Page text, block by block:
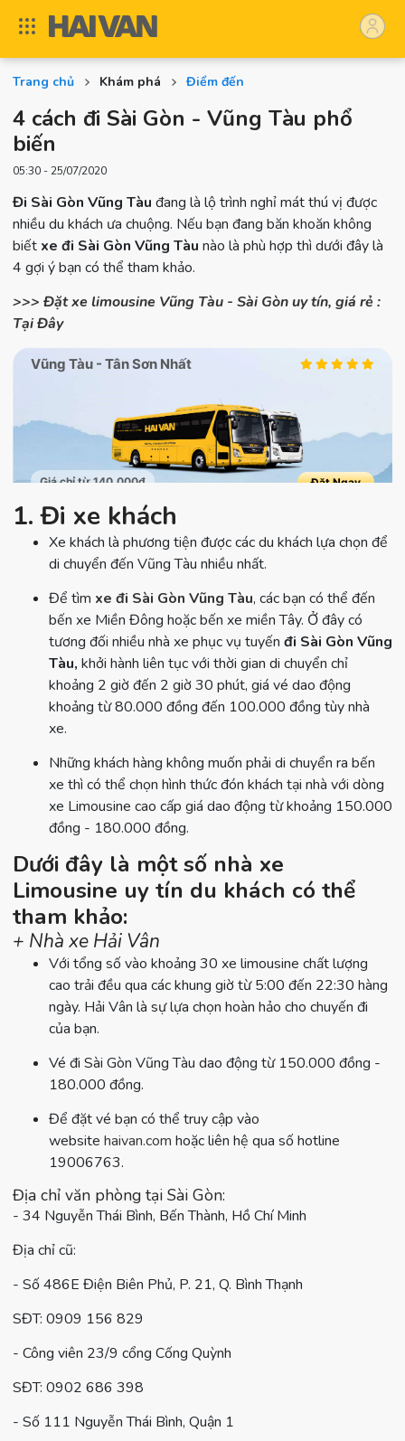
Trang chủ Khám phá Điểm đến
4 cách đi Sài Gòn - Vũng Tàu phổ
biến
05:30 - 25/07/2020
Đi Sài Gòn Vũng Tàu đang là lộ trình nghỉ mát thú vị được
nhiều du khách ưa chuộng. Nếu bạn đang băn khoăn không
biết xe đi Sài Gòn Vũng Tàu nào là phù hợp thì dưới đây là
4 gợi ý bạn có thể tham khảo.
>>> Đặt xe limousine Vũng Tàu - Sài Gòn uy tín, giá rẻ :
Tại Đây
1. Đi xe khách
Xe khách là phương tiện được các du khách lựa chọn để
di chuyển đến Vũng Tàu nhiều nhất.
Để tìm xe đi Sài Gòn Vũng Tàu, các bạn có thể đến
bến xe Miền Đông hoặc bến xe miền Tây. Ở đây có
tương đối nhiều nhà xe phục vụ tuyến đi Sài Gòn Vũng
Tàu, khởi hành liên tục với thời gian di chuyển chỉ
khoảng 2 giờ đến 2 giờ 30 phút, giá vé dao động
khoảng từ 80.000 đồng đến 100.000 đồng tùy nhà
xe.
Những khách hàng không muốn phải di chuyển ra bến
xe thì có thể chọn hình thức đón khách tại nhà với dòng
xe Limousine cao cấp giá dao động từ khoảng 150.000
đồng - 180.000 đồng.
Dưới đây là một số nhà xe
Limousine uy tín du khách có thể
tham khảo:
+ Nhà xe Hải Vân
Với tổng số vào khoảng 30 xe limousine chất lượng
cao trải đều qua các khung giờ từ 5:00 đến 22:30 hàng
ngày. Hải Vân là sự lựa chọn hoàn hảo cho chuyến đi
của bạn.
Vé đi Sài Gòn Vũng Tàu dao động từ 150.000 đồng -
180.000 đồng.
Để đặt vé bạn có thể truy cập vào
website haivan.com hoặc liên hệ qua số hotline
19006763.
Địa chỉ văn phòng tại Sài Gòn:
- 34 Nguyễn Thái Bình, Bến Thành, Hồ Chí Minh
Địa chỉ cũ:
- Số 486E Điện Biên Phủ, P. 21, Q. Bình Thạnh
SĐT: 0909 156 829
- Công viên 23/9 cổng Cống Quỳnh
SĐT: 0902 686 398
- Số 111 Nguyễn Thái Bình, Quận 1